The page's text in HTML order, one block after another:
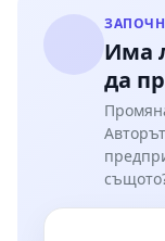
Има
да